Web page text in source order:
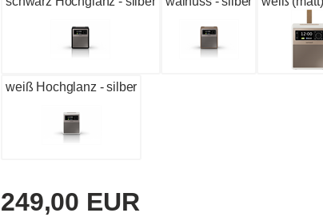
weiß Hochglanz - silber
249,00 EUR